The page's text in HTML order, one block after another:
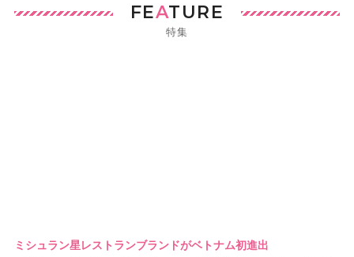
FEATURE
特集
ミシュラン星レストランブランドがベトナム初進出